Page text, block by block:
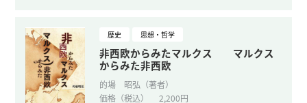
歴史 思想・哲学
非西欧からみたマルクス マルクス
からみた非西欧
的場 昭弘（著者）
価格（税込）
2,200円